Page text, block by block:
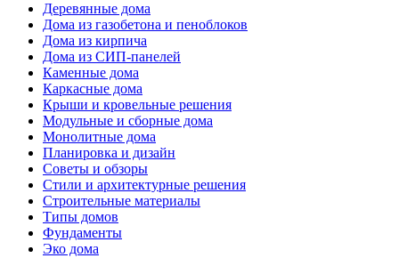
Деревянные дома
Дома из газобетона и пеноблоков
Дома из кирпича
Дома из СИП-панелей
Каменные дома
Каркасные дома
Крыши и кровельные решения
Модульные и сборные дома
Монолитные дома
Планировка и дизайн
Советы и обзоры
Стили и архитектурные решения
Строительные материалы
Типы домов
Фундаменты
Эко дома